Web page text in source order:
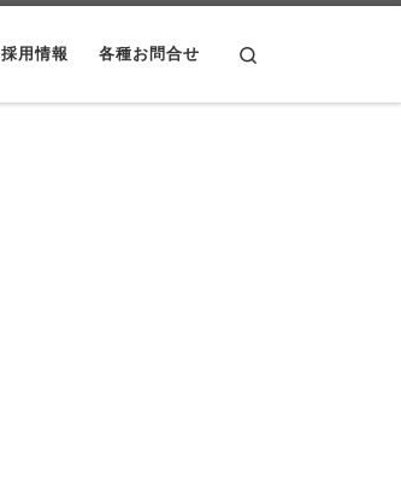
採用情報 各種お問合せ